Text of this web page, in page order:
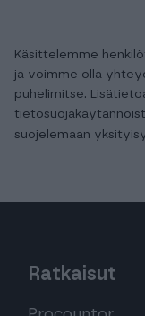
Käsittelemme
ja voimme olla
puhelimitse.
suojelemaan
Ratkaisut